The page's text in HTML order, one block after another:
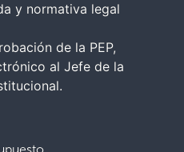
y normativa legal
de la PEP,
al Jefe de la